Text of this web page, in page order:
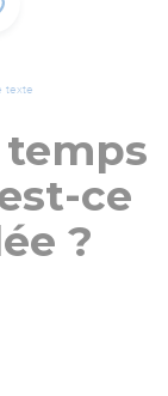
texte
temps
ce
?